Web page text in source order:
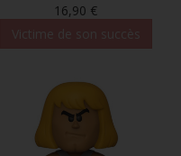
16,90 €